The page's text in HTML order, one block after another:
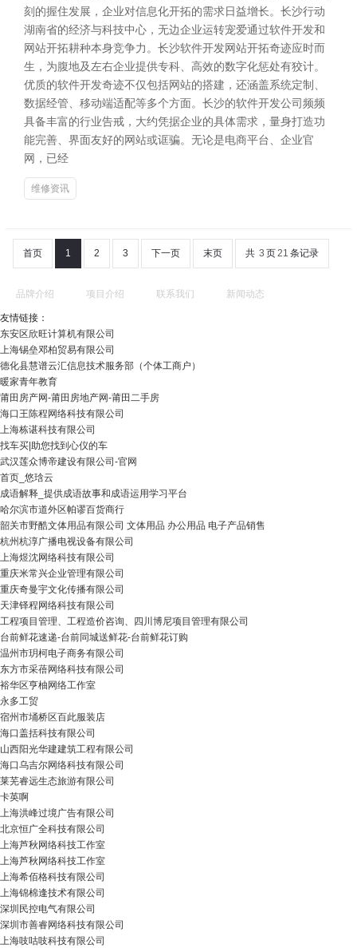
刻的握住发展，企业对信息化开拓的需求日益增长。长沙行动
湖南省的经济与科技中心，无边企业运转宠爱通过软件开发和
网站开拓耕种本身竞争力。长沙软件开发网站开拓奇迹应时而
生，为腹地及左右企业提供专科、高效的数字化惩处有狡计。
优质的软件开发奇迹不仅包括网站的搭建，还涵盖系统定制、
数据经管、移动端适配等多个方面。长沙的软件开发公司频频
具备丰富的行业告戒，大约凭据企业的具体需求，量身打造功
能完善、界面友好的网站或诓骗。无论是电商平台、企业官
网，已经
维修资讯
首页 1 2 3 下一页 末页 共 3 页21 条记录
品牌介绍 项目介绍 联系我们 新闻动态
友情链接：
东安区欣旺计算机有限公司
上海锡垒邓柏贸易有限公司
德化县慧谱云汇信息技术服务部（个体工商户）
暖家青年教育
莆田房产网-莆田房地产网-莆田二手房
海口王陈程网络科技有限公司
上海栋谌科技有限公司
找车买|助您找到心仪的车
武汉莲众博帝建设有限公司-官网
首页_悠琀云
成语解释_提供成语故事和成语运用学习平台
哈尔滨市道外区帕谬百货商行
韶关市野酷文体用品有限公司 文体用品 办公用品 电子产品销售
杭州杭淳广播电视设备有限公司
上海煜沈网络科技有限公司
重庆米常兴企业管理有限公司
重庆奇曼宇文化传播有限公司
天津铎程网络科技有限公司
工程项目管理、工程造价咨询、四川博尼项目管理有限公司
台前鲜花速递-台前同城送鲜花-台前鲜花订购
温州市玥柯电子商务有限公司
东方市采蓓网络科技有限公司
裕华区亨柚网络工作室
永多工贸
宿州市埇桥区百此服装店
海口盖括科技有限公司
山西阳光华建建筑工程有限公司
海口乌吉尔网络科技有限公司
莱芜睿远生态旅游有限公司
卡英啊
上海洪峰过境广告有限公司
北京恒广全科技有限公司
上海芦秋网络科技工作室
上海芦秋网络科技工作室
上海希佰格科技有限公司
上海锦棉逢技术有限公司
深圳民控电气有限公司
深圳市善睿网络科技有限公司
上海吱咕吱科技有限公司